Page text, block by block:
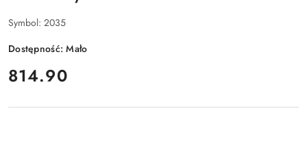
Symbol: 2035
Dostępność:Mało
cena:
814.90